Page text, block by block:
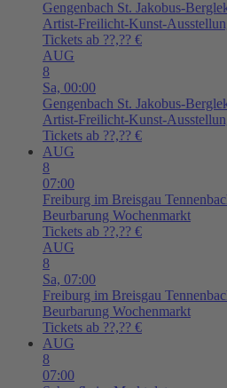
Gengenbach St. Jakobus-
Artist-Freilicht-Kunst-
Tickets ab ??,?? €
AUG
8
Sa, 00:00
Gengenbach St. Jakobus-
Artist-Freilicht-Kunst-
Tickets ab ??,?? €
AUG
8
07:00
Freiburg im Breisgau
Beurbarung Wochenmarkt
Tickets ab ??,?? €
AUG
8
Sa, 07:00
Freiburg im Breisgau
Beurbarung Wochenmarkt
Tickets ab ??,?? €
AUG
8
07:00